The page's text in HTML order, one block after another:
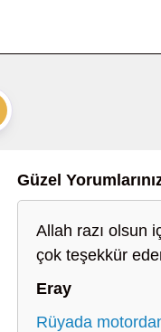
Güzel
Allah razı olsun
çok teşekkür
Eray
Rüyada